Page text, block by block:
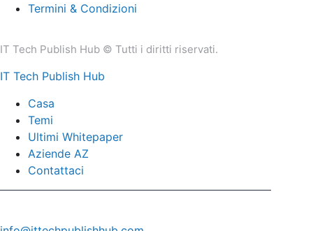
Termini & Condizioni
IT Tech Publish Hub © Tutti i diritti riservati.
IT Tech Publish Hub
Casa
Temi
Ultimi Whitepaper
Aziende AZ
Contattaci